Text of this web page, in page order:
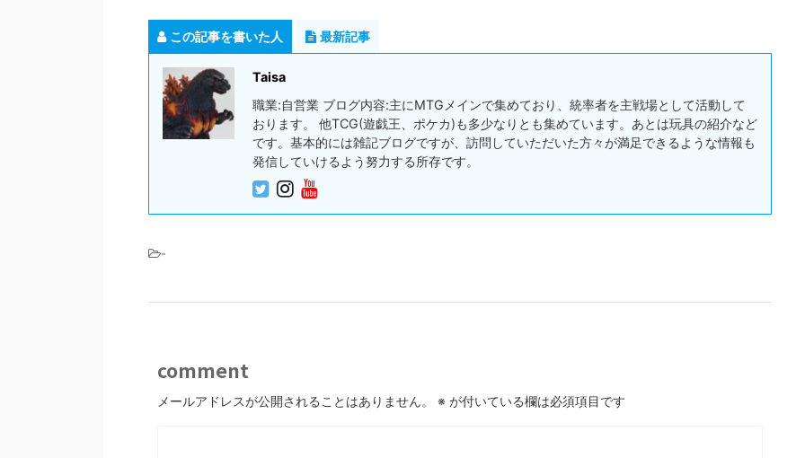
この記事を書いた人 最新記事
Taisa
職業:自営業 ブログ内容:主にMTGメインで集めており、統率者を主戦場として活動して
おります。 他TCG(遊戯王、ポケカ)も多少なりとも集めています。あとは玩具の紹介など
です。基本的には雑記ブログですが、訪問していただいた方々が満足できるような情報も
発信していけるよう努力する所存です。
-
comment
メールアドレスが公開されることはありません。 ※ が付いている欄は必須項目です